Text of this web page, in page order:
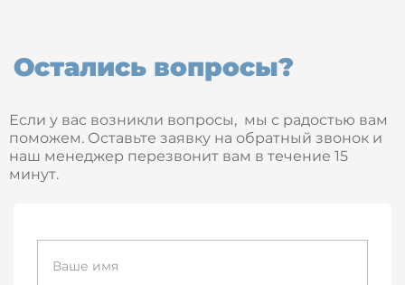
Остались вопросы?
Если у вас возникли вопросы, мы с радостью вам
поможем. Оставьте заявку на обратный звонок и
наш менеджер перезвонит вам в течение 15
минут.